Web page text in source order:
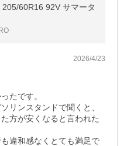
205/60R16 92V サマータ
2026/4/23
たです。
リンスタンドで聞くと、
方が安くなると言われた
違和感なくとても満足で